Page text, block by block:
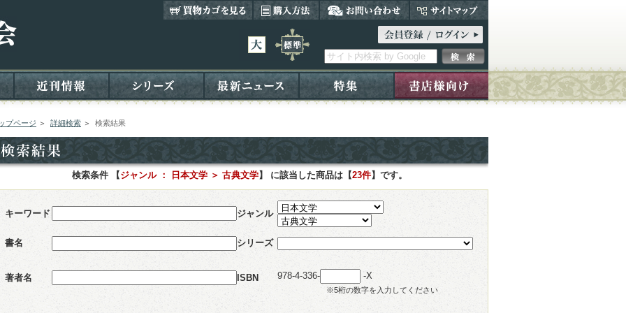
プページ ＞ 詳細検索 ＞ 検索結果
検索条件 【ジャンル ： 日本文学 ＞ 古典文学】 に該当した商品は【23件】です。
キーワード ジャンル
書名 シリーズ
著者名 ISBN 978-4-336- -X
※5桁の数字を入力してください